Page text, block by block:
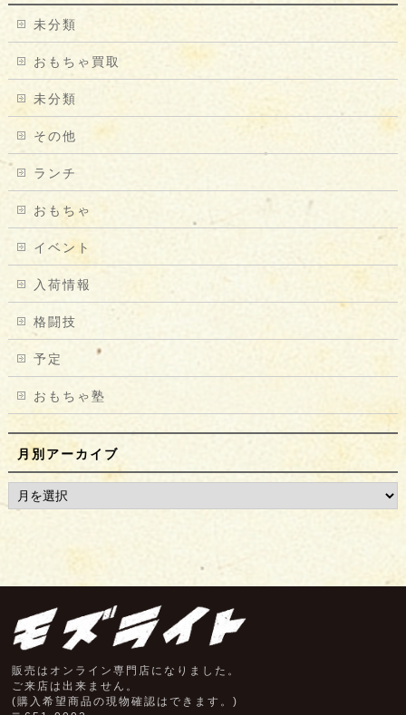
未分類
おもちゃ買取
未分類
その他
ランチ
おもちゃ
イベント
入荷情報
格闘技
予定
おもちゃ塾
月別アーカイブ
販売はオンライン専門店になりました。
ご来店は出来ません。
(購入希望商品の現物確認はできます。)